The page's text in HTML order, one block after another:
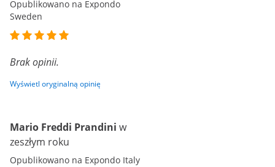
Opublikowano na Expondo
Sweden
Brak opinii.
Wyświetl oryginalną opinię
Mario Freddi Prandini w
zeszłym roku
Opublikowano na Expondo Italy